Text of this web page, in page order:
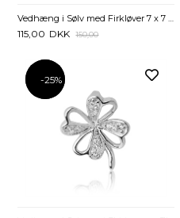
115,00 DKK 150,00
-25%
-25%